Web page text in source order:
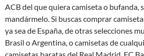
ACB del que quiera camiseta o bufanda,
mandármelo. Si buscas comprar
ya sea de España, de otras selecciones
Brasil o Argentina, o camisetas de